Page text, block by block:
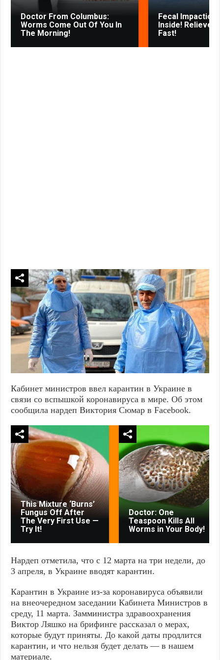
i
Doctor From Columbus:
Worms Come Out Of You In
The Morning!
Fecal Impaction
Inside! Relieves
Fast!
Кабинет министров ввел карантин в Украине в
связи со вспышкой коронавируса в мире. Об этом
сообщила нардеп Виктория Сюмар в Facebook.
This Mixture ‘Burns’
Fungus Off After
The Very First Use —
Try It!
Doctor: One
Teaspoon Kills All
Worms in Your Body!
Нардеп отметила, что с 12 марта на три недели, до
3 апреля, в Украине вводят карантин.
Карантин в Украине из-за коронавируса объявили
на внеочередном заседании Кабинета Министров в
среду, 11 марта. Замминистра здравоохранения
Виктор Ляшко на брифинге рассказал о мерах,
которые будут приняты. До какой даты продлится
карантин, и что нельзя будет делать — в нашем
материале.